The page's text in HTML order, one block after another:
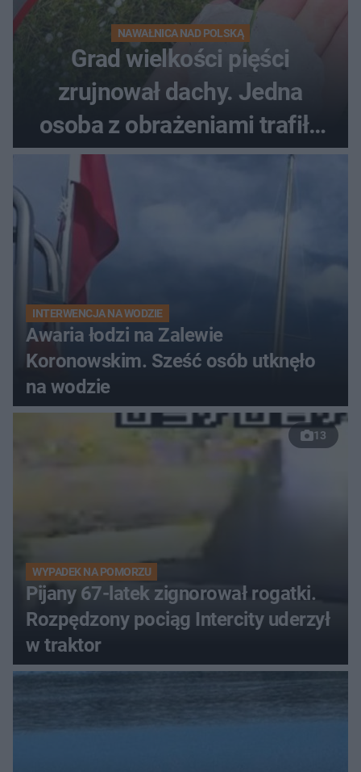
NAWAŁNICA NAD POLSKĄ
Grad wielkości pięści
zrujnował dachy. Jedna
osoba z obrażeniami trafiła
do szpitala
INTERWENCJA NA WODZIE
Awaria łodzi na Zalewie
Koronowskim. Sześć osób utknęło
na wodzie
13
WYPADEK NA POMORZU
Pijany 67-latek zignorował rogatki.
Rozpędzony pociąg Intercity uderzył
w traktor